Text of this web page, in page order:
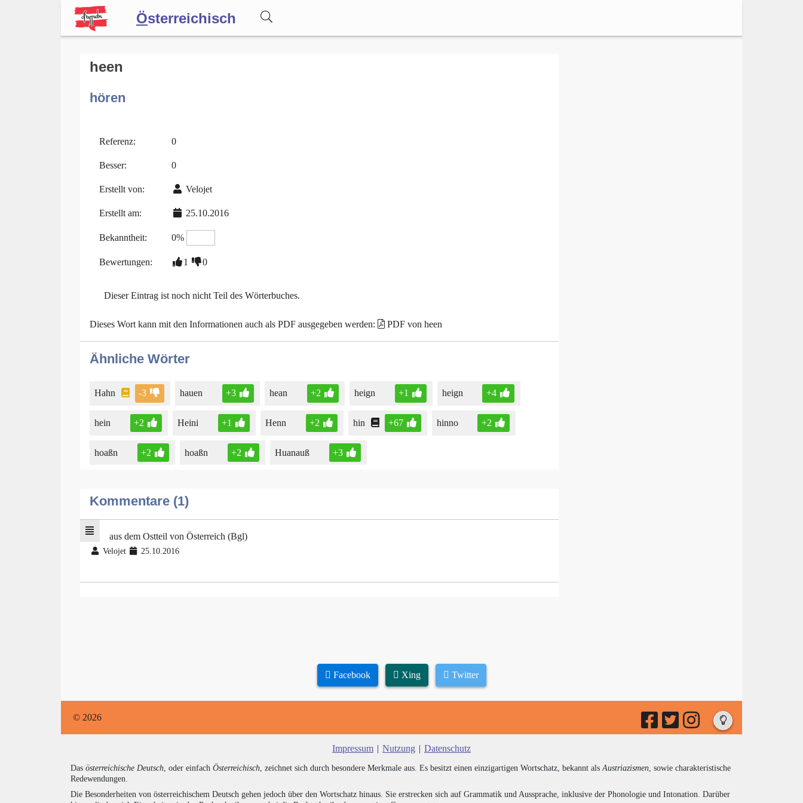
Österreichisch
Forum
Blog
heen
hören
Referenz: 0
Besser: 0
Erstellt von: Velojet
Erstellt am: 25.10.2016
Bekanntheit: 0%
Bewertungen: 1 0
Dieser Eintrag ist noch nicht Teil des Wörterbuches.
Dieses Wort kann mit den Informationen auch als PDF ausgegeben werden: PDF von heen
Ähnliche Wörter
Hahn -3 hauen +3 hean +2 heign +1 heign +4
hein +2 Heini +1 Henn +2 hin +67 hinno +2
hoaßn +2 hoaßn +2 Huanauß +3
Kommentare (1)
aus dem Ostteil von Österreich (Bgl)
Velojet 25.10.2016
Facebook Xing Twitter
© 2026
Impressum | Nutzung | Datenschutz
Das österreichische Deutsch, oder einfach Österreichisch, zeichnet sich durch besondere Merkmale aus. Es besitzt einen einzigartigen Wortschatz, bekannt alsAustriazismen, sowie charakteristische
Redewendungen.
Die Besonderheiten von österreichischem Deutsch gehen jedoch über den Wortschatz hinaus. Sie erstrecken sich auf Grammatik und Aussprache, inklusive der Phonologie und Intonation. Darüber